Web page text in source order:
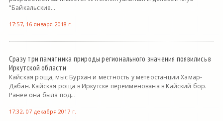
"Байкальские...
17:57, 16 января 2018 г.
Сразу три памятника природы регионального значения появились в
Иркутской области
Кайская роща, мыс Бурхан и местность у метеостанции Хамар-
Дабан. Кайская роща в Иркутске переименована в Кайский бор.
Ранее она была под...
17:32, 07 декабря 2017 г.